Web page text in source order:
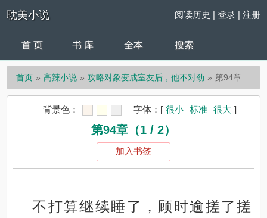
耽美小说 阅读历史 | 登录| 注册
首 页 书 库 全本 搜索
首页 高辣小说 攻略对象变成室友后，他不对劲 第94章
背景色： 字体： [ 很小 标准 很大 ]
第94章（1 / 2）
加入书签
不打算继续睡了，顾时逾搓了搓